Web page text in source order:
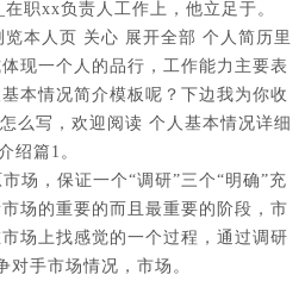
职xx负责人工作上，他立足于。
本人页 关心 展开全部 个人简历里
现一个人的品行，工作能力主要表
本情况简介模板呢？下边我为你收
么写，欢迎阅读 个人基本情况详细
绍篇1。
场，保证一个“调研”三个“明确”充
场的重要的而且最重要的阶段，市
场上找感觉的一个过程，通过调研
对手市场情况，市场。